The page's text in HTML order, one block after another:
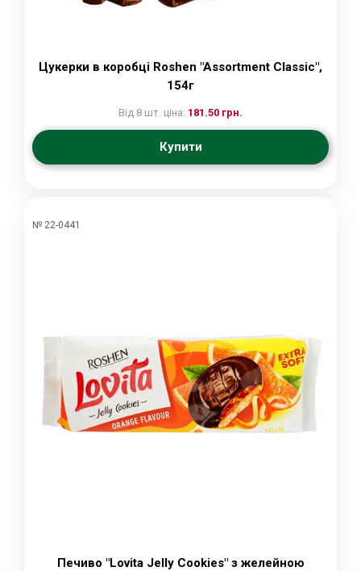
Цукерки в коробці Roshen "Assortment Classic",
154г
Від 8 шт. ціна: 181.50 грн.
Купити
№ 22-0441
Печиво "Lovita Jelly Cookies" з желейною